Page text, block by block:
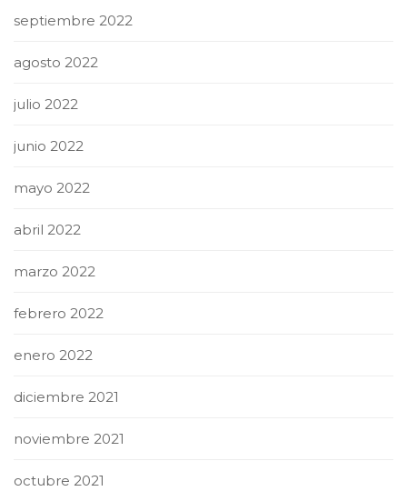
septiembre 2022
agosto 2022
julio 2022
junio 2022
mayo 2022
abril 2022
marzo 2022
febrero 2022
enero 2022
diciembre 2021
noviembre 2021
octubre 2021